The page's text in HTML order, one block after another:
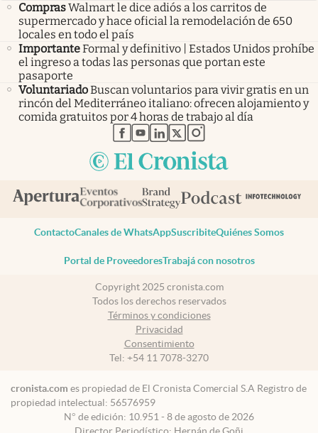
ComprasWalmart le dice adiós a los carritos de
supermercado y hace oficial la remodelación de 650
locales en todo el país
ImportanteFormal y definitivo | Estados Unidos prohíbe
el ingreso a todas las personas que portan este
pasaporte
VoluntariadoBuscan voluntarios para vivir gratis en un
rincón del Mediterráneo italiano: ofrecen alojamiento y
comida gratuitos por 4 horas de trabajo al día
abre en nueva pestaña
abre en nueva pestaña
abre en nueva pestaña
abre en nueva pestaña
abre en nueva pestaña
ContactoCanales de WhatsAppSuscribiteQuiénes Somos
Portal de ProveedoresTrabajá con nosotros
Copyright 2025 cronista.com
Todos los derechos reservados
Términos y condiciones
Privacidad
Consentimiento
Tel: +54 11 7078-3270
cronista.com es propiedad de El Cronista Comercial S.A Registro de
propiedad intelectual: 56576959
N° de edición: 10.951 - 8 de agosto de 2026